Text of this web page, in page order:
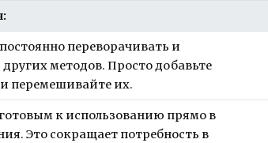
переворачивать и
методов. Просто добавьте
перемешивайте их.
к использованию прямо в
Это сокращает потребность в